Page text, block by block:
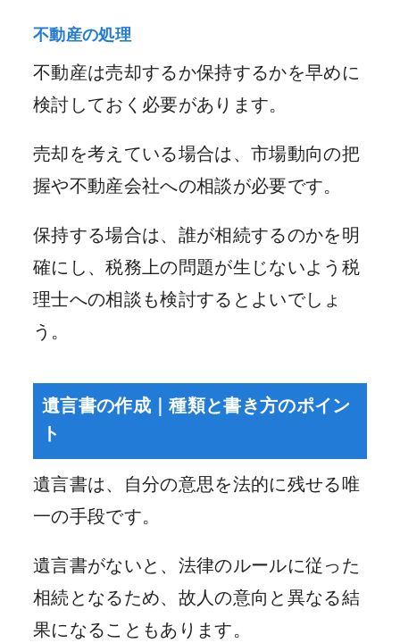
不動産の処理
不動産は売却するか保持するかを早めに
検討しておく必要があります。
売却を考えている場合は、市場動向の把
握や不動産会社への相談が必要です。
保持する場合は、誰が相続するのかを明
確にし、税務上の問題が生じないよう税
理士への相談も検討するとよいでしょ
う。
遺言書の作成｜種類と書き方のポイン
ト
遺言書は、自分の意思を法的に残せる唯
一の手段です。
遺言書がないと、法律のルールに従った
相続となるため、故人の意向と異なる結
果になることもあります。